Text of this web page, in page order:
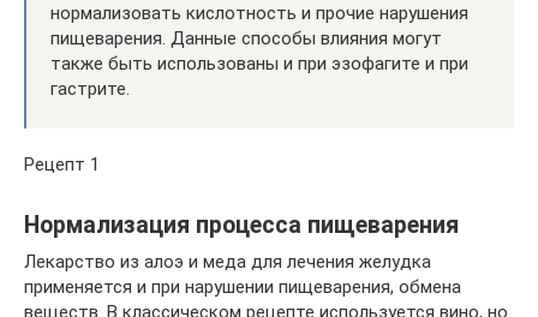
нормализовать кислотность и прочие нарушения
пищеварения. Данные способы влияния могут
также быть использованы и при эзофагите и при
гастрите.
Рецепт 1
Нормализация процесса пищеварения
Лекарство из алоэ и меда для лечения желудка
применяется и при нарушении пищеварения, обмена
веществ. В классическом рецепте используется вино, но